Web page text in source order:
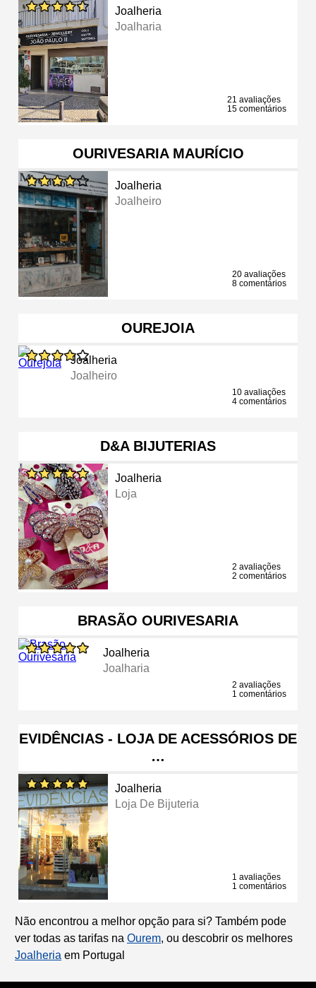
Joalheria
Joalharia
21 avaliações
15 comentários
OURIVESARIA MAURÍCIO
Joalheria
Joalheiro
20 avaliações
8 comentários
OUREJOIA
Joalheria
Joalheiro
10 avaliações
4 comentários
D&A BIJUTERIAS
Joalheria
Loja
2 avaliações
2 comentários
BRASÃO OURIVESARIA
Joalheria
Joalharia
2 avaliações
1 comentários
EVIDÊNCIAS - LOJA DE ACESSÓRIOS DE
…
Joalheria
Loja De Bijuteria
1 avaliações
1 comentários
Não encontrou a melhor opção para si? Também pode
ver todas as tarifas na Ourem, ou descobrir os melhores
Joalheria em Portugal